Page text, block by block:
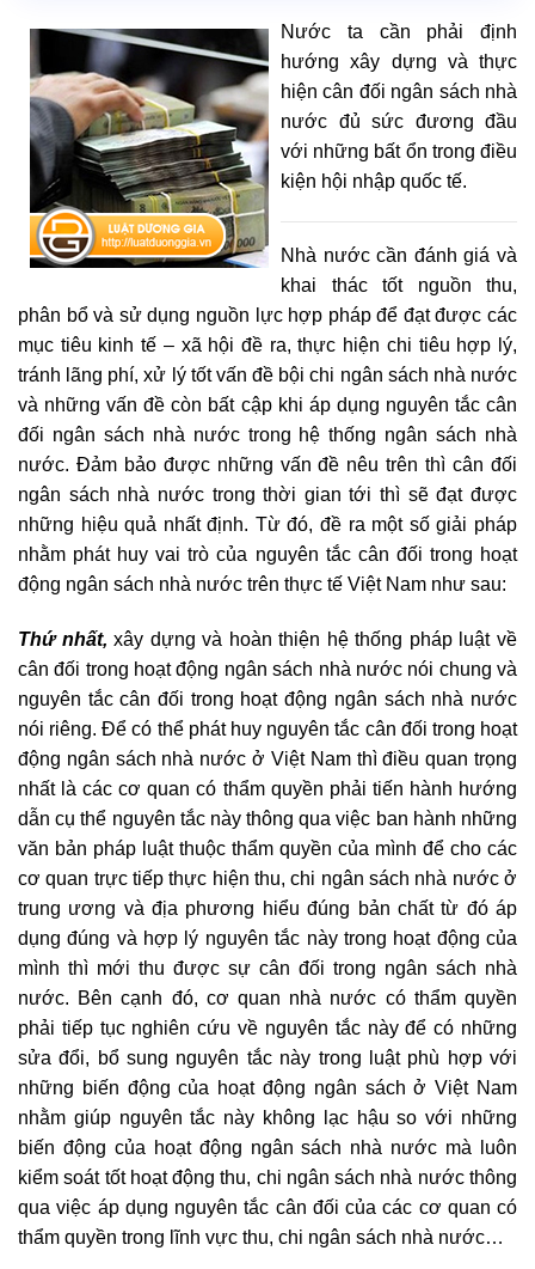
Nước ta cần phải định
hướng xây dựng và thực
hiện cân đối ngân sách nhà
nước đủ sức đương đầu
với những bất ổn trong điều
kiện hội nhập quốc tế.
Nhà nước cần đánh giá và
khai thác tốt nguồn thu,
phân bổ và sử dụng nguồn lực hợp pháp để đạt được các
mục tiêu kinh tế – xã hội đề ra, thực hiện chi tiêu hợp lý,
tránh lãng phí, xử lý tốt vấn đề bội chi ngân sách nhà nước
và những vấn đề còn bất cập khi áp dụng nguyên tắc cân
đối ngân sách nhà nước trong hệ thống ngân sách nhà
nước. Đảm bảo được những vấn đề nêu trên thì cân đối
ngân sách nhà nước trong thời gian tới thì sẽ đạt được
những hiệu quả nhất định. Từ đó, đề ra một số giải pháp
nhằm phát huy vai trò của nguyên tắc cân đối trong hoạt
động ngân sách nhà nước trên thực tế Việt Nam như sau:
Thứ nhất, xây dựng và hoàn thiện hệ thống pháp luật về
cân đối trong hoạt động ngân sách nhà nước nói chung và
nguyên tắc cân đối trong hoạt động ngân sách nhà nước
nói riêng. Để có thể phát huy nguyên tắc cân đối trong hoạt
động ngân sách nhà nước ở Việt Nam thì điều quan trọng
nhất là các cơ quan có thẩm quyền phải tiến hành hướng
dẫn cụ thể nguyên tắc này thông qua việc ban hành những
văn bản pháp luật thuộc thẩm quyền của mình để cho các
cơ quan trực tiếp thực hiện thu, chi ngân sách nhà nước ở
trung ương và địa phương hiểu đúng bản chất từ đó áp
dụng đúng và hợp lý nguyên tắc này trong hoạt động của
mình thì mới thu được sự cân đối trong ngân sách nhà
nước. Bên cạnh đó, cơ quan nhà nước có thẩm quyền
phải tiếp tục nghiên cứu về nguyên tắc này để có những
sửa đổi, bổ sung nguyên tắc này trong luật phù hợp với
những biến động của hoạt động ngân sách ở Việt Nam
nhằm giúp nguyên tắc này không lạc hậu so với những
biến động của hoạt động ngân sách nhà nước mà luôn
kiểm soát tốt hoạt động thu, chi ngân sách nhà nước thông
qua việc áp dụng nguyên tắc cân đối của các cơ quan có
thẩm quyền trong lĩnh vực thu, chi ngân sách nhà nước…